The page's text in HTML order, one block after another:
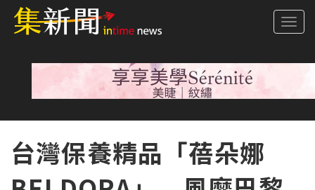
台灣保養精品「蓓朵娜